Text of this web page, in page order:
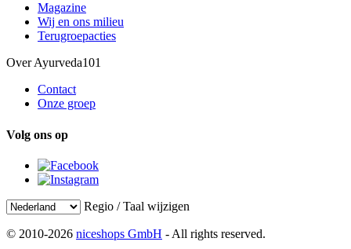
Magazine
Wij en ons milieu
Terugroepacties
Over Ayurveda101
Contact
Onze groep
Volg ons op
Regio / Taal wijzigen
© 2010-2026 niceshops GmbH - All rights reserved.